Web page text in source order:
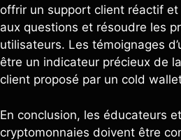
offrir un support client réactif
aux questions et résoudre les
utilisateurs. Les témoignages
être un indicateur précieux de
client proposé par un cold
En conclusion, les éducateurs
cryptomonnaies doivent être